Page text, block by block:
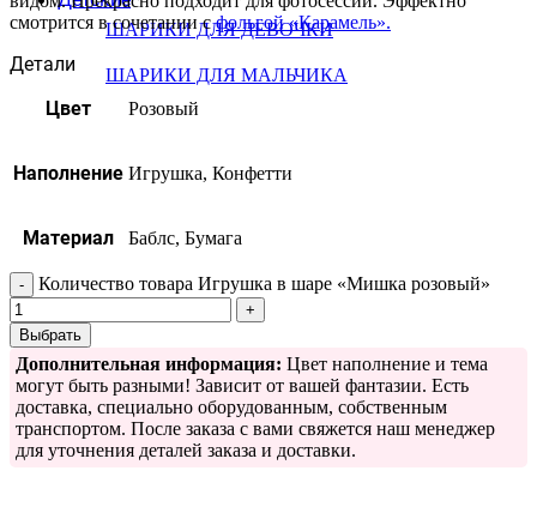
ШАРИКИ ДЛЯ ДЕВОЧКИ
ШАРИКИ ДЛЯ МАЛЬЧИКА
смотрится в сочетании сфольгой «Карамель».
Детали
Цвет
Розовый
Наполнение Игрушка, Конфетти
Материал Баблс, Бумага
Количество товара Игрушка в шаре «Мишка розовый»
Выбрать
Дополнительная информация: Цвет наполнение и тема
могут быть разными! Зависит от вашей фантазии. Есть
доставка, специально оборудованным, собственным
транспортом. После заказа с вами свяжется наш менеджер
для уточнения деталей заказа и доставки.